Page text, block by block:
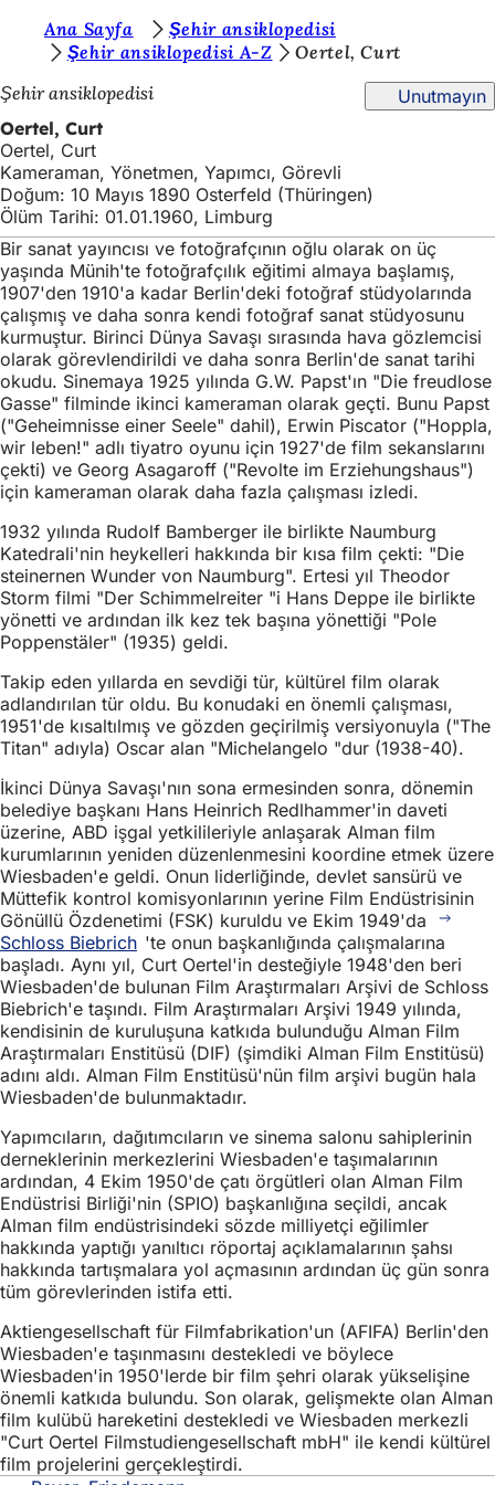
İçeriğe atla
r
a
d
a
s
ı
n
ı
z
:
Ana Sayfa
Şehir ansiklopedisi
Şehir ansiklopedisi A-Z
Oertel, Curt
Şehir ansiklopedisi
Unutmayın
Oertel, Curt
Oertel, Curt
Kameraman, Yönetmen, Yapımcı, Görevli
Doğum: 10 Mayıs 1890 Osterfeld (Thüringen)
Ölüm Tarihi: 01.01.1960, Limburg
Bir sanat yayıncısı ve fotoğrafçının oğlu olarak on üç
yaşında Münih'te fotoğrafçılık eğitimi almaya başlamış,
1907'den 1910'a kadar Berlin'deki fotoğraf stüdyolarında
çalışmış ve daha sonra kendi fotoğraf sanat stüdyosunu
kurmuştur. Birinci Dünya Savaşı sırasında hava gözlemcisi
olarak görevlendirildi ve daha sonra Berlin'de sanat tarihi
okudu. Sinemaya 1925 yılında G.W. Papst'ın "Die freudlose
Gasse" filminde ikinci kameraman olarak geçti. Bunu Papst
("Geheimnisse einer Seele" dahil), Erwin Piscator ("Hoppla,
wir leben!" adlı tiyatro oyunu için 1927'de film sekanslarını
çekti) ve Georg Asagaroff ("Revolte im Erziehungshaus")
için kameraman olarak daha fazla çalışması izledi.
1932 yılında Rudolf Bamberger ile birlikte Naumburg
Katedrali'nin heykelleri hakkında bir kısa film çekti: "Die
steinernen Wunder von Naumburg". Ertesi yıl Theodor
Storm filmi "Der Schimmelreiter "i Hans Deppe ile birlikte
yönetti ve ardından ilk kez tek başına yönettiği "Pole
Poppenstäler" (1935) geldi.
Takip eden yıllarda en sevdiği tür, kültürel film olarak
adlandırılan tür oldu. Bu konudaki en önemli çalışması,
1951'de kısaltılmış ve gözden geçirilmiş versiyonuyla ("The
Titan" adıyla) Oscar alan "Michelangelo "dur (1938-40).
İkinci Dünya Savaşı'nın sona ermesinden sonra, dönemin
belediye başkanı Hans Heinrich Redlhammer'in daveti
üzerine, ABD işgal yetkilileriyle anlaşarak Alman film
kurumlarının yeniden düzenlenmesini koordine etmek üzere
Wiesbaden'e geldi. Onun liderliğinde, devlet sansürü ve
Müttefik kontrol komisyonlarının yerine Film Endüstrisinin
Gönüllü Özdenetimi (FSK) kuruldu ve Ekim 1949'da
Schloss Biebrich 'te onun başkanlığında çalışmalarına
başladı. Aynı yıl, Curt Oertel'in desteğiyle 1948'den beri
Wiesbaden'de bulunan Film Araştırmaları Arşivi de Schloss
Biebrich'e taşındı. Film Araştırmaları Arşivi 1949 yılında,
kendisinin de kuruluşuna katkıda bulunduğu Alman Film
Araştırmaları Enstitüsü (DIF) (şimdiki Alman Film Enstitüsü)
adını aldı. Alman Film Enstitüsü'nün film arşivi bugün hala
Wiesbaden'de bulunmaktadır.
Yapımcıların, dağıtımcıların ve sinema salonu sahiplerinin
derneklerinin merkezlerini Wiesbaden'e taşımalarının
ardından, 4 Ekim 1950'de çatı örgütleri olan Alman Film
Endüstrisi Birliği'nin (SPIO) başkanlığına seçildi, ancak
Alman film endüstrisindeki sözde milliyetçi eğilimler
hakkında yaptığı yanıltıcı röportaj açıklamalarının şahsı
hakkında tartışmalara yol açmasının ardından üç gün sonra
tüm görevlerinden istifa etti.
Aktiengesellschaft für Filmfabrikation'un (AFIFA) Berlin'den
Wiesbaden'e taşınmasını destekledi ve böylece
Wiesbaden'in 1950'lerde bir film şehri olarak yükselişine
önemli katkıda bulundu. Son olarak, gelişmekte olan Alman
film kulübü hareketini destekledi ve Wiesbaden merkezli
"Curt Oertel Filmstudiengesellschaft mbH" ile kendi kültürel
film projelerini gerçekleştirdi.